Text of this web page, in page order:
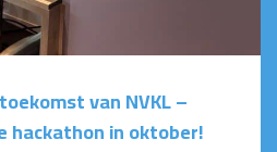
van NVKL –
hackathon in oktober!